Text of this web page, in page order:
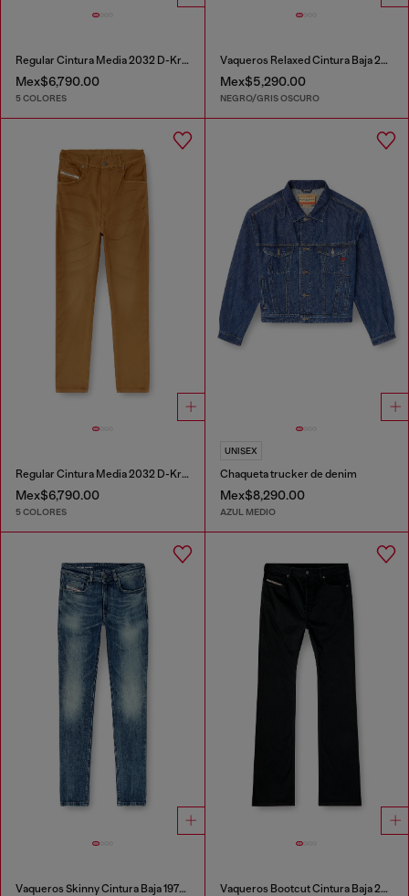
Regular Cintura Media 2032 D-Krooley-BW Joggjeans®
Mex$6,790.00
5 COLORES
Vaqueros Relaxed Cintura Baja 2001 D-Macro
Mex$5,290.00
NEGRO/GRIS OSCURO
Regular Cintura Media 2032 D-Krooley-BW Joggjeans®
Mex$6,790.00
5 COLORES
UNISEX
Chaqueta trucker de denim
Mex$8,290.00
AZUL MEDIO
Vaqueros Skinny Cintura Baja 1979 Sleenker Vaqueros Bootcut Cintura Baja 2007 Zatiny